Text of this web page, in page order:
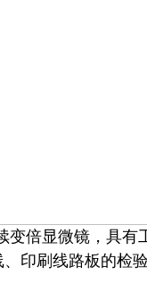
变倍显微镜，具有
印刷线路板的检验